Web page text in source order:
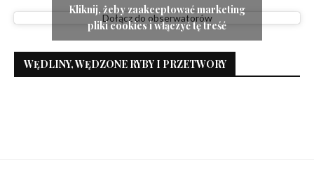
Dołącz do obserwatorów
Kliknij, żeby zaakceptować marketing
pliki cookies i włączyć tę treść
WĘDLINY, WĘDZONE RYBY I PRZETWORY